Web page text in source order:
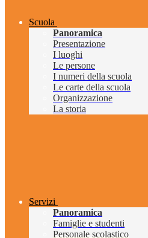
Scuola
Panoramica
Presentazione
I luoghi
Le persone
I numeri della scuola
Le carte della scuola
Organizzazione
La storia
Servizi
Panoramica
Famiglie e studenti
Personale scolastico